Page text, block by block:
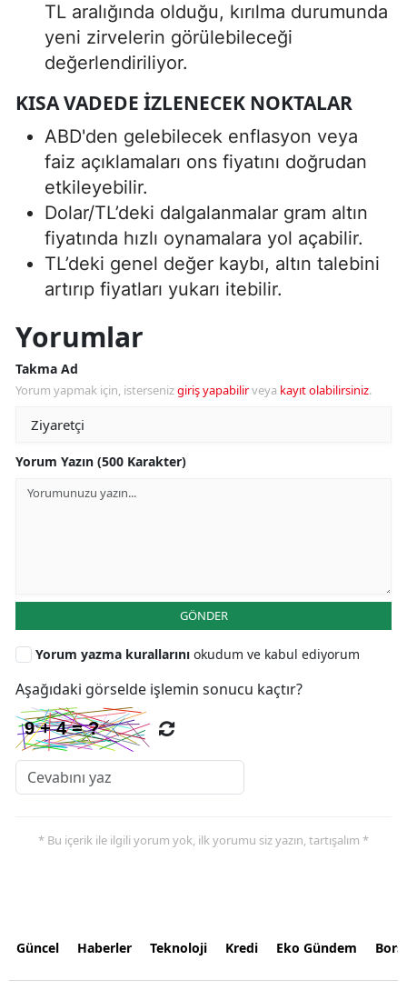
TL aralığında olduğu, kırılma durumunda
yeni zirvelerin görülebileceği
değerlendiriliyor.
KISA VADEDE İZLENECEK NOKTALAR
ABD'den gelebilecek enflasyon veya
faiz açıklamaları ons fiyatını doğrudan
etkileyebilir.
Dolar/TL’deki dalgalanmalar gram altın
fiyatında hızlı oynamalara yol açabilir.
TL’deki genel değer kaybı, altın talebini
artırıp fiyatları yukarı itebilir.
Yorumlar
Takma Ad
Yorum yapmak için, istersenizgiriş yapabilirveya kayıt olabilirsiniz.
Yorum Yazın (500 Karakter)
GÖNDER
Yorum yazma kurallarını okudum ve kabul ediyorum
Aşağıdaki görselde işlemin sonucu kaçtır?
* Bu içerik ile ilgili yorum yok, ilk yorumu siz yazın, tartışalım *
Güncel Haberler Teknoloji Kredi Eko Gündem